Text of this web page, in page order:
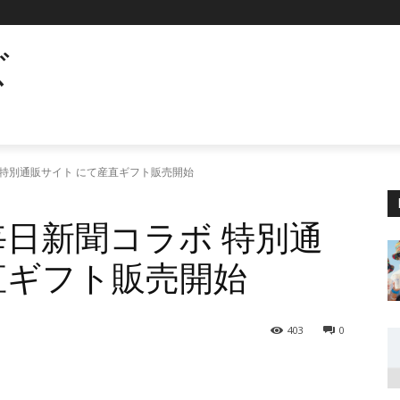
別通販サイト にて産直ギフト販売開始
新聞コラボ 特別通
フト販売開始
0
403